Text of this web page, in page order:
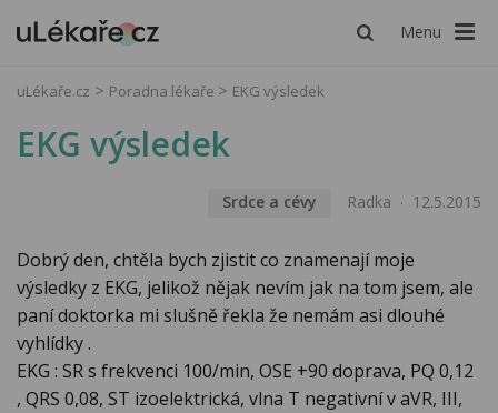
Menu
uLékaře.cz Poradna lékaře EKG výsledek
EKG výsledek
Srdce a cévy Radka 12.5.2015
Dobrý den, chtěla bych zjistit co znamenají moje
výsledky z EKG, jelikož nějak nevím jak na tom jsem, ale
paní doktorka mi slušně řekla že nemám asi dlouhé
vyhlídky .
EKG : SR s frekvenci 100/min, OSE +90 doprava, PQ 0,12
, QRS 0,08, ST izoelektrická, vlna T negativní v aVR, III,